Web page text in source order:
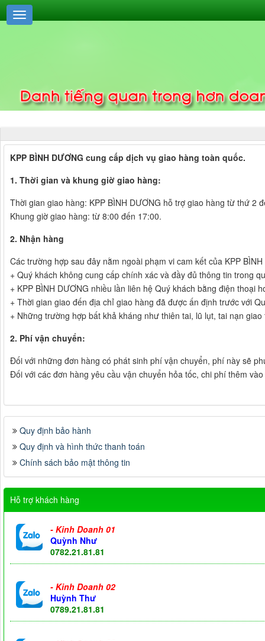
KPP BÌNH DƯƠNG cung cấp dịch vụ giao hàng toàn quốc.
1. Thời gian và khung giờ giao hàng:
Thời gian giao hàng: KPP BÌNH DƯƠNG hỗ trợ giao hàng từ thứ 2
Khung giờ giao hàng: từ 8:00 đến 17:00.
2. Nhận hàng
Các trường hợp sau đây nằm ngoài phạm vi cam kết của KPP
+ Quý khách không cung cấp chính xác và đầy đủ thông tin trong
+ KPP BÌNH DƯƠNG nhiều lần liên hệ Quý khách bằng điện thoại
+ Thời gian giao đến địa chỉ giao hàng đã được ấn định trước với
+ Những trường hợp bất khả kháng như thiên tai, lũ lụt, tai nạn
2. Phí vận chuyển:
Đối với những đơn hàng có phát sinh phí vận chuyển, phí này sẽ
Đối với các đơn hàng yêu cầu vận chuyển hỏa tốc, chi phí thêm
Quy định bảo hành
Quy định và hình thức thanh toán
Chính sách bảo mật thông tin
Hỗ trợ khách hàng
- Kinh Doanh 01
Quỳnh Như
0782.21.81.81
- Kinh Doanh 02
Huỳnh Thư
0789.21.81.81